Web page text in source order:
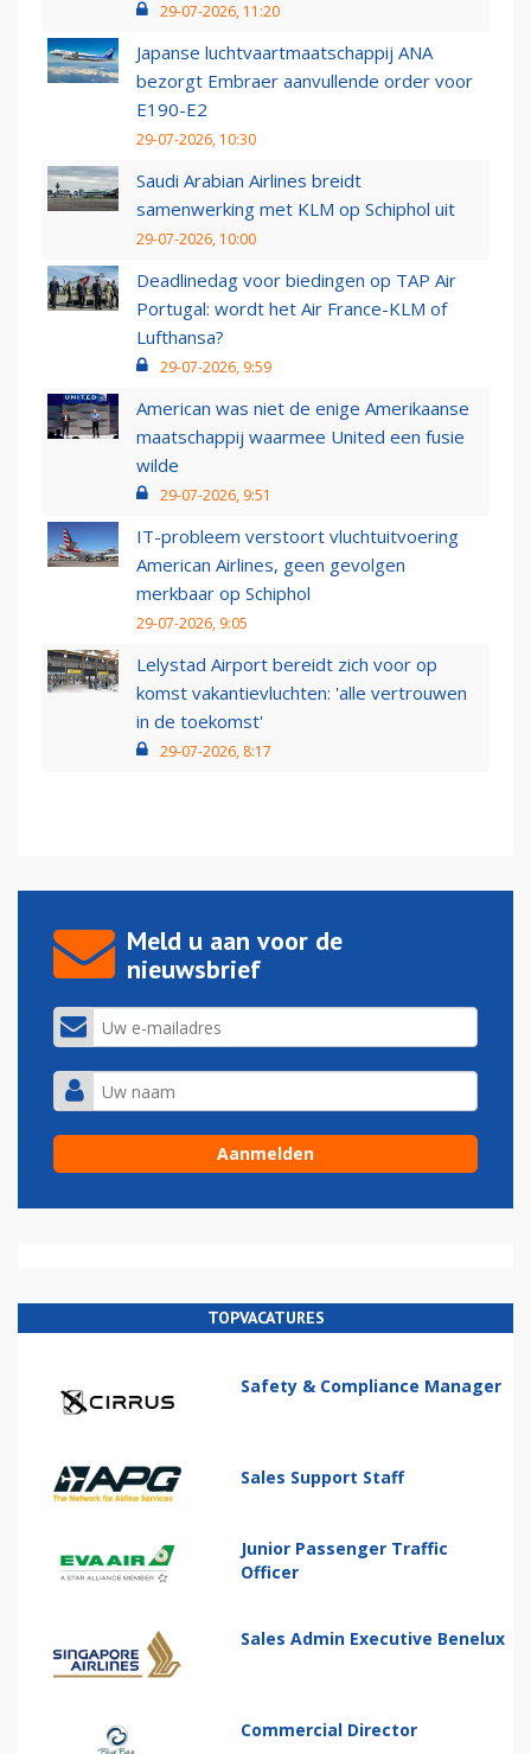
29-07-2026, 11:20
Japanse luchtvaartmaatschappij ANA
bezorgt Embraer aanvullende order voor
E190-E2
29-07-2026, 10:30
Saudi Arabian Airlines breidt
samenwerking met KLM op Schiphol uit
29-07-2026, 10:00
Deadlinedag voor biedingen op TAP Air
Portugal: wordt het Air France-KLM of
Lufthansa?
29-07-2026, 9:59
American was niet de enige Amerikaanse
maatschappij waarmee United een fusie
wilde
29-07-2026, 9:51
IT-probleem verstoort vluchtuitvoering
American Airlines, geen gevolgen
merkbaar op Schiphol
29-07-2026, 9:05
Lelystad Airport bereidt zich voor op
komst vakantievluchten: 'alle vertrouwen
in de toekomst'
29-07-2026, 8:17
Meld u aan voor de
nieuwsbrief
TOPVACATURES
Safety & Compliance Manager
Sales Support Staff
Junior Passenger Traffic
Officer
Sales Admin Executive Benelux
Commercial Director